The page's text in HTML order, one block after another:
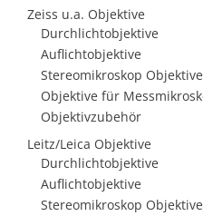
Zeiss u.a. Objektive
Durchlichtobjektive
Auflichtobjektive
Stereomikroskop Objektive
Objektive für
Objektivzubehör
Leitz/Leica Objektive
Durchlichtobjektive
Auflichtobjektive
Stereomikroskop Objektive